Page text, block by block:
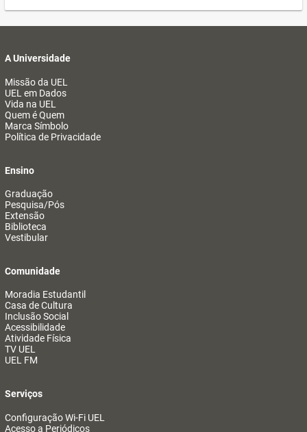
A Universidade
Missão da UEL
UEL em Dados
Vida na UEL
Quem é Quem
Marca Símbolo
Política de Privacidade
Ensino
Graduação
Pesquisa/Pós
Extensão
Biblioteca
Vestibular
Comunidade
Moradia Estudantil
Casa de Cultura
Inclusão Social
Acessibilidade
Atividade Física
TV UEL
UEL FM
Serviços
Configuração Wi-Fi UEL
Acesso a Periódicos